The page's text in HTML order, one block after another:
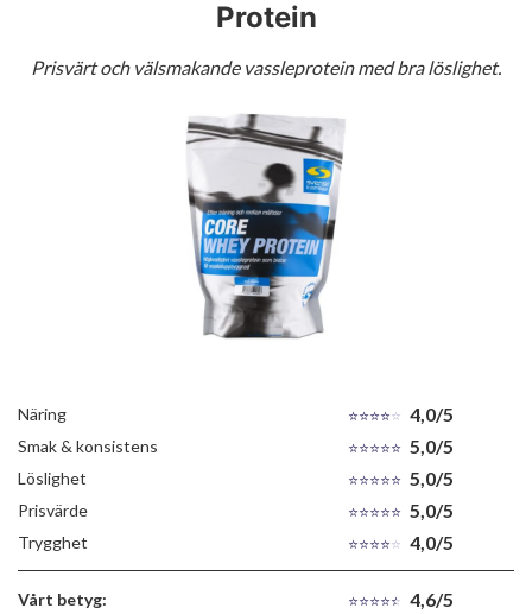
Protein
Prisvärt och välsmakande vassleprotein med bra löslighet.
Näring 4,0/5
Smak & konsistens 5,0/5
Löslighet 5,0/5
Prisvärde 5,0/5
Trygghet 4,0/5
Vårt betyg: 4,6/5